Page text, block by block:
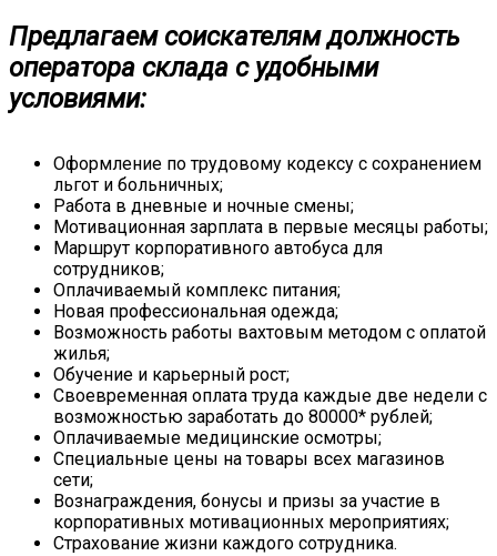
Предлагаем соискателям должность
оператора склада с удобными
условиями:
Оформление по трудовому кодексу с сохранением
льгот и больничных;
Работа в дневные и ночные смены;
Мотивационная зарплата в первые месяцы работы;
Маршрут корпоративного автобуса для
сотрудников;
Оплачиваемый комплекс питания;
Новая профессиональная одежда;
Возможность работы вахтовым методом с оплатой
жилья;
Обучение и карьерный рост;
Своевременная оплата труда каждые две недели с
возможностью заработать до 80000* рублей;
Оплачиваемые медицинские осмотры;
Специальные цены на товары всех магазинов
сети;
Вознаграждения, бонусы и призы за участие в
корпоративных мотивационных мероприятиях;
Страхование жизни каждого сотрудника.